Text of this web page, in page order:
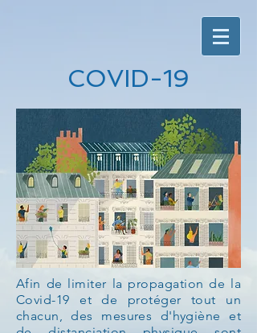
COVID-19
Afin de limiter la propagation de la
Covid-19 et de protéger tout un
chacun, des mesures d'hygiène et